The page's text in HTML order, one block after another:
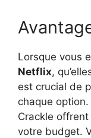
Lorsque vous
Netflix,
est crucial de
chaque
Crackle offrent
votre budget.